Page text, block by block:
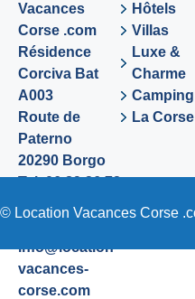
Vacances
Corse .com
Résidence
Corciva Bat
A003
Route de
Paterno
20290 Borgo
Tel. 06 89 36 72
info@location-
vacances-
corse.com
Hôtels
Villas
Luxe &
Charme
Camping
La Corse
© Location Vacances Corse